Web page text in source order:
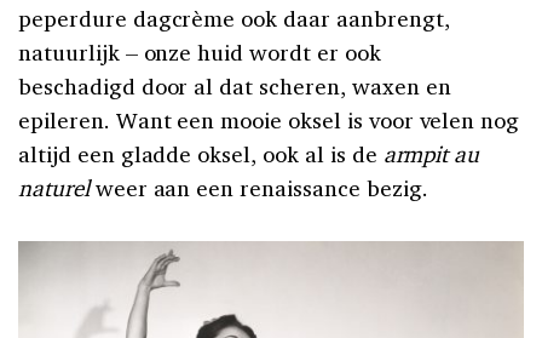
peperdure dagcrème ook daar aanbrengt,
natuurlijk – onze huid wordt er ook
beschadigd door al dat scheren, waxen en
epileren. Want een mooie oksel is voor velen nog
altijd een gladde oksel, ook al is de armpit au
naturelweer aan een renaissance bezig.